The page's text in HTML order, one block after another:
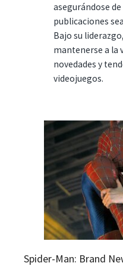
asegurándose
publicaciones
Bajo su
mantenerse a la
novedades y
videojuegos.
Spider-Man: Brand